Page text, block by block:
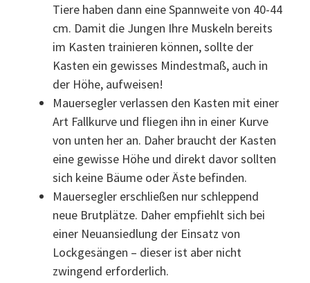
Tiere haben dann eine Spannweite von 40-44
cm. Damit die Jungen Ihre Muskeln bereits
im Kasten trainieren können, sollte der
Kasten ein gewisses Mindestmaß, auch in
der Höhe, aufweisen!
Mauersegler verlassen den Kasten mit einer
Art Fallkurve und fliegen ihn in einer Kurve
von unten her an. Daher braucht der Kasten
eine gewisse Höhe und direkt davor sollten
sich keine Bäume oder Äste befinden.
Mauersegler erschließen nur schleppend
neue Brutplätze. Daher empfiehlt sich bei
einer Neuansiedlung der Einsatz von
Lockgesängen – dieser ist aber nicht
zwingend erforderlich.